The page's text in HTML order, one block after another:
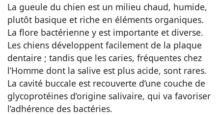
La gueule du chien est un milieu chaud, humide,
plutôt basique et riche en éléments organiques.
La flore bactérienne y est importante et diverse.
Les chiens développent facilement de la plaque
dentaire ; tandis que les caries, fréquentes chez
l’Homme dont la salive est plus acide, sont rares.
La cavité buccale est recouverte d’une couche de
glycoprotéines d’origine salivaire, qui va favoriser
l’adhérence des bactéries.